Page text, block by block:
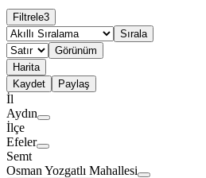
Filtrele3
Sırala
Görünüm
Harita
Kaydet
Paylaş
İl
Aydın
İlçe
Efeler
Semt
Osman Yozgatlı Mahallesi